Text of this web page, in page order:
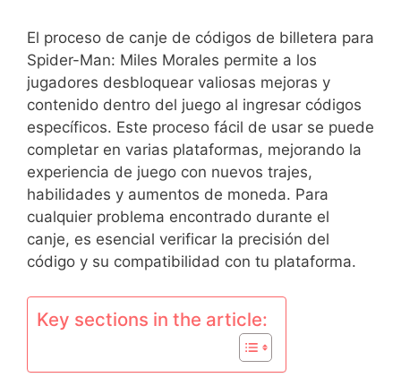
El proceso de canje de códigos de billetera para
Spider-Man: Miles Morales permite a los
jugadores desbloquear valiosas mejoras y
contenido dentro del juego al ingresar códigos
específicos. Este proceso fácil de usar se puede
completar en varias plataformas, mejorando la
experiencia de juego con nuevos trajes,
habilidades y aumentos de moneda. Para
cualquier problema encontrado durante el
canje, es esencial verificar la precisión del
código y su compatibilidad con tu plataforma.
Key sections in the article: